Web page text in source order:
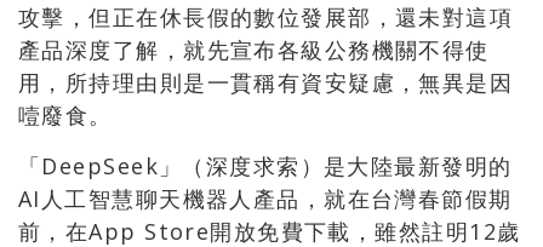
攻擊，但正在休長假的數位發展部，還未對這項
產品深度了解，就先宣布各級公務機關不得使
用，所持理由則是一貫稱有資安疑慮，無異是因
噎廢食。
「DeepSeek」（深度求索）是大陸最新發明的
AI人工智慧聊天機器人產品，就在台灣春節假期
前，在App Store開放免費下載，雖然註明12歲